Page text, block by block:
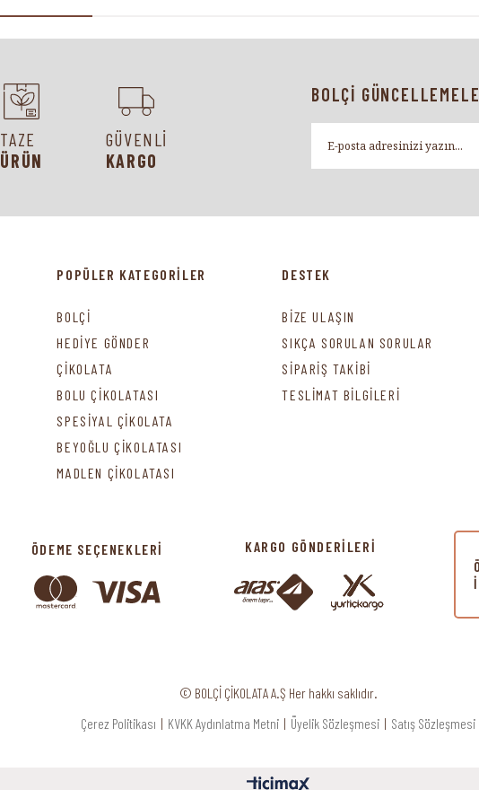
TAZE
ÜRÜN
GÜVENLİ
KARGO
BOLÇİ
POPÜLER KATEGORİLER
BOLÇİ
HEDİYE GÖNDER
ÇİKOLATA
BOLU ÇİKOLATASI
SPESİYAL ÇİKOLATA
BEYOĞLU ÇİKOLATASI
MADLEN ÇİKOLATASI
DESTEK
BİZE ULAŞIN
SIKÇA SORULAN SORULAR
SİPARİŞ TAKİBİ
TESLİMAT BİLGİLERİ
ÖDEME SEÇENEKLERİ
KARGO GÖNDERİLERİ
© BOLÇİ ÇİKOLATA A.Ş Her hakkı saklıdır.
Çerez Politikası | KVKK Aydınlatma Metni | Üyelik Sözleşmesi | Satış Sözleşmesi